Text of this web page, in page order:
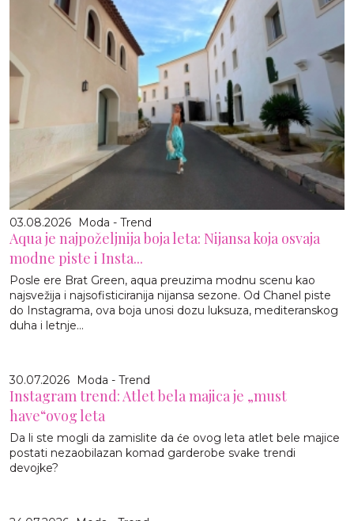
03.08.2026 Moda - Trend
Aqua je najpoželjnija boja leta: Nijansa koja osvaja
modne piste i Insta...
Posle ere Brat Green, aqua preuzima modnu scenu kao
najsvežija i najsofisticiranija nijansa sezone. Od Chanel piste
do Instagrama, ova boja unosi dozu luksuza, mediteranskog
duha i letnje...
30.07.2026 Moda - Trend
Instagram trend: Atlet bela majica je „must
have“ovog leta
Da li ste mogli da zamislite da će ovog leta atlet bele majice
postati nezaobilazan komad garderobe svake trendi
devojke?